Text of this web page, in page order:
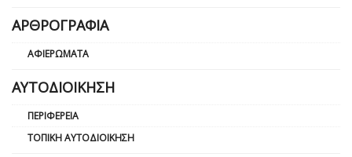
ΑΡΘΡΟΓΡΑΦΊΑ
ΑΦΙΕΡΏΜΑΤΑ
ΑΥΤΟΔΙΟΊΚΗΣΗ
ΠΕΡΙΦΈΡΕΙΑ
ΤΟΠΙΚΉ ΑΥΤΟΔΙΟΊΚΗΣΗ